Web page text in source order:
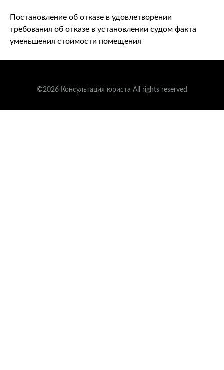
Постановление об отказе в удовлетворении
требования об отказе в установлении судом факта
уменьшения стоимости помещения
©2026 Консультация юриста All rights reserved